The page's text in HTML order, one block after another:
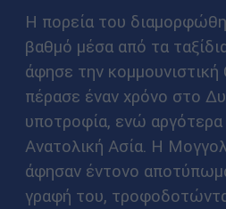
Η πορεία του
βαθμό μέσα από τα
άφησε την κομμουνιστική
πέρασε έναν χρόνο στο
υποτροφία, ενώ
Ανατολική Ασία. Η
άφησαν έντονο
γραφή του,